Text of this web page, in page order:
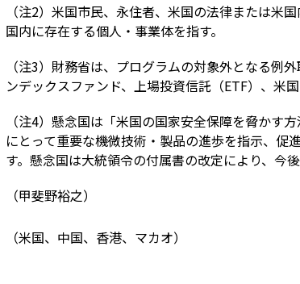
（注2）米国市民、永住者、米国の法律または米
国内に存在する個人・事業体を指す。
（注3）財務省は、プログラムの対象外となる例
ンデックスファンド、上場投資信託（ETF）、米
（注4）懸念国は「米国の国家安全保障を脅かす
にとって重要な機微技術・製品の進歩を指示、
す。懸念国は大統領令の付属書の改定により、今
（甲斐野裕之）
（米国、中国、香港、マカオ）